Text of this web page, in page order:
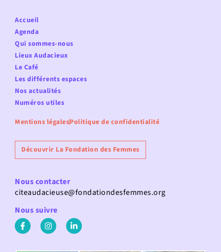
Accueil
Agenda
Qui sommes-nous
Lieux Audacieux
Le Café
Les différents espaces
Nos actualités
Numéros utiles
Mentions légalesPolitique de confidentialité
Découvrir La Fondation des Femmes
Nous contacter
citeaudacieuse@fondationdesfemmes.org
Nous suivre